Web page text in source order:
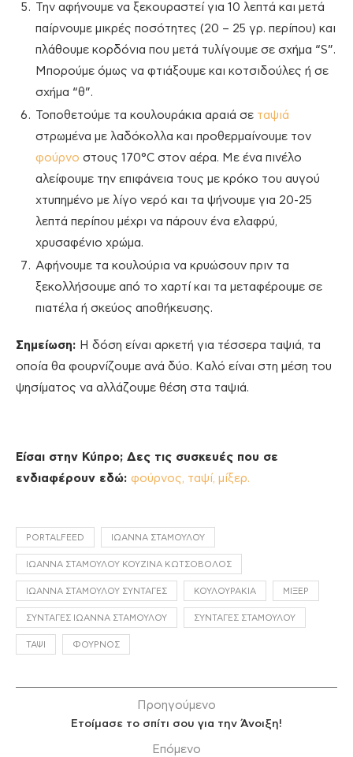
Την αφήνουμε να ξεκουραστεί για 10 λεπτά και μετά
παίρνουμε μικρές ποσότητες (20 – 25 γρ. περίπου) και
πλάθουμε κορδόνια που μετά τυλίγουμε σε σχήμα “S”.
Μπορούμε όμως να φτιάξουμε και κοτσιδούλες ή σε
σχήμα “θ”.
Τοποθετούμε τα κουλουράκια αραιά σε ταψιά
στρωμένα με λαδόκολλα και προθερμαίνουμε τον
φούρνο στους 170°C στον αέρα. Με ένα πινέλο
αλείφουμε την επιφάνεια τους με κρόκο του αυγού
χτυπημένο με λίγο νερό και τα ψήνουμε για 20-25
λεπτά περίπου μέχρι να πάρουν ένα ελαφρύ,
χρυσαφένιο χρώμα.
Αφήνουμε τα κουλούρια να κρυώσουν πριν τα
ξεκολλήσουμε από το χαρτί και τα μεταφέρουμε σε
πιατέλα ή σκεύος αποθήκευσης.
Σημείωση: Η δόση είναι αρκετή για τέσσερα ταψιά, τα
οποία θα φουρνίζουμε ανά δύο. Καλό είναι στη μέση του
ψησίματος να αλλάζουμε θέση στα ταψιά.
Είσαι στην Κύπρο; Δες τις συσκευές που σε
ενδιαφέρουν εδώ: φούρνος, ταψί, μίξερ.
PORTALFEED ΙΩΆΝΝΑ ΣΤΑΜΟΎΛΟΥ
ΙΩΆΝΝΑ ΣΤΑΜΟΎΛΟΥ ΚΟΥΖΊΝΑ ΚΩΤΣΌΒΟΛΟΣ
ΙΩΆΝΝΑ ΣΤΑΜΟΎΛΟΥ ΣΥΝΤΑΓΈΣ ΚΟΥΛΟΥΡΆΚΙΑ ΜΙΞΕΡ
ΣΥΝΤΑΓΈΣ ΙΩΆΝΝΑ ΣΤΑΜΟΎΛΟΥ ΣΥΝΤΑΓΈΣ ΣΤΑΜΟΎΛΟΥ
ΤΑΨΊ ΦΟΎΡΝΟΣ
Προηγούμενο
Ετοίμασε το σπίτι σου για την Άνοιξη!
Επόμενο